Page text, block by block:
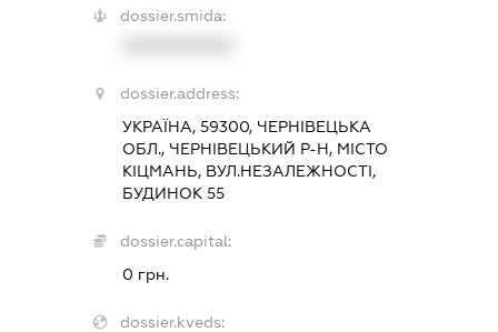
dossier.smida:
dossier.address:
УКРАЇНА, 59300, ЧЕРНІВЕЦЬКА
ОБЛ., ЧЕРНІВЕЦЬКИЙ Р-Н, МІСТО
КІЦМАНЬ, ВУЛ.НЕЗАЛЕЖНОСТІ,
БУДИНОК 55
dossier.capital:
0 грн.
dossier.kveds: